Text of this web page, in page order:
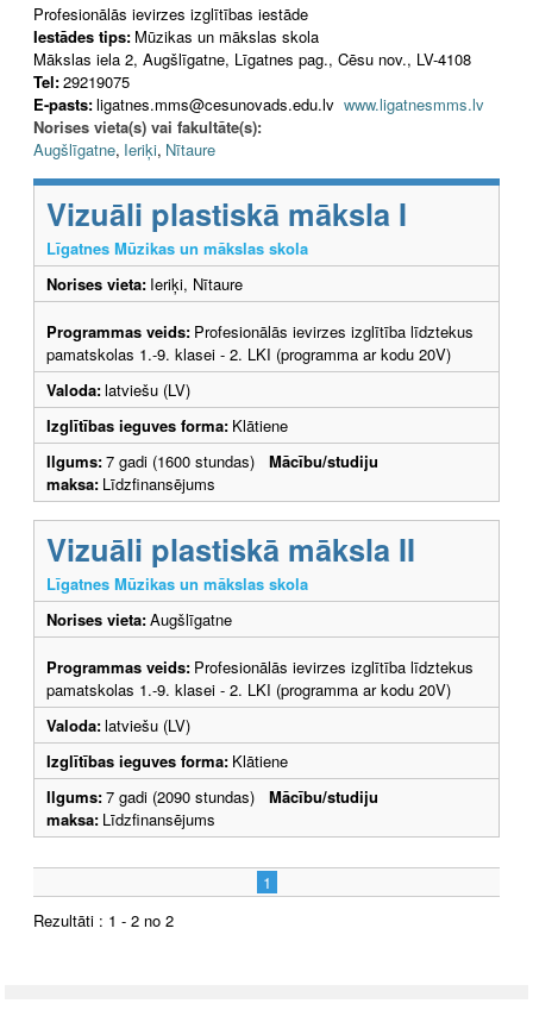
Profesionālās ievirzes izglītības iestāde
Iestādes tips: Mūzikas un mākslas skola
Mākslas iela 2, Augšlīgatne, Līgatnes pag., Cēsu nov., LV-4108
Tel:29219075
E-pasts:ligatnes.mms@cesunovads.edu.lv www.ligatnesmms.lv
Norises vieta(s) vai fakultāte(s):
Augšlīgatne, Ieriķi, Nītaure
Vizuāli plastiskā māksla I
Līgatnes Mūzikas un mākslas skola
Norises vieta: Ieriķi, Nītaure
Programmas veids: Profesionālās ievirzes izglītība līdztekus
pamatskolas 1.-9. klasei - 2. LKI (programma ar kodu 20V)
Valoda:latviešu (LV)
Izglītības ieguves forma: Klātiene
Ilgums:7 gadi (1600 stundas) Mācību/studiju
maksa: Līdzfinansējums
Vizuāli plastiskā māksla II
Līgatnes Mūzikas un mākslas skola
Norises vieta:Augšlīgatne
Programmas veids: Profesionālās ievirzes izglītība līdztekus
pamatskolas 1.-9. klasei - 2. LKI (programma ar kodu 20V)
Valoda:latviešu (LV)
Izglītības ieguves forma: Klātiene
Ilgums:7 gadi (2090 stundas) Mācību/studiju
maksa: Līdzfinansējums
1
Rezultāti : 1 - 2 no 2